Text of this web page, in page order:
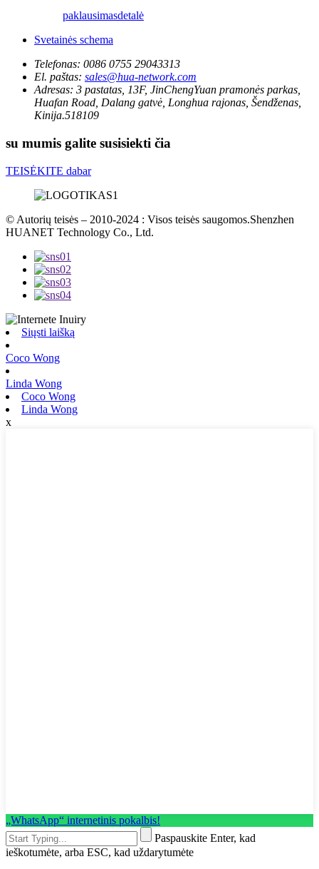
paklausimasdetalė
Svetainės schema
Telefonas: 0086 0755 29043313
El. paštas: sales@hua-network.com
Adresas: 3 pastatas, 13F, JinChengYuan pramonės parkas,
Huafan Road, Dalang gatvė, Longhua rajonas, Šendženas,
Kinija.518109
su mumis galite susisiekti čia
TEISĖKITE dabar
© Autorių teisės – 2010-2024 : Visos teisės saugomos.Shenzhen
HUANET Technology Co., Ltd.
Siųsti laišką
Coco Wong
Linda Wong
Coco Wong
Linda Wong
x
„WhatsApp“ internetinis pokalbis!
Paspauskite Enter, kad
ieškotumėte, arba ESC, kad uždarytumėte